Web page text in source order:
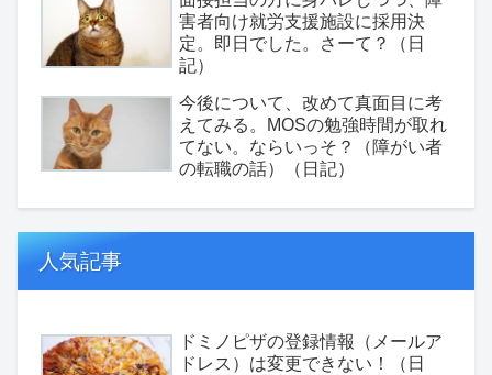
害者向け就労支援施設に採用決
定。即日でした。さーて？（日
記）
今後について、改めて真面目に考
えてみる。MOSの勉強時間が取れ
てない。ならいっそ？（障がい者
の転職の話）（日記）
人気記事
ドミノピザの登録情報（メールア
ドレス）は変更できない！（日